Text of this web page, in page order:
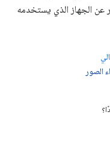
الذي يستخدمه